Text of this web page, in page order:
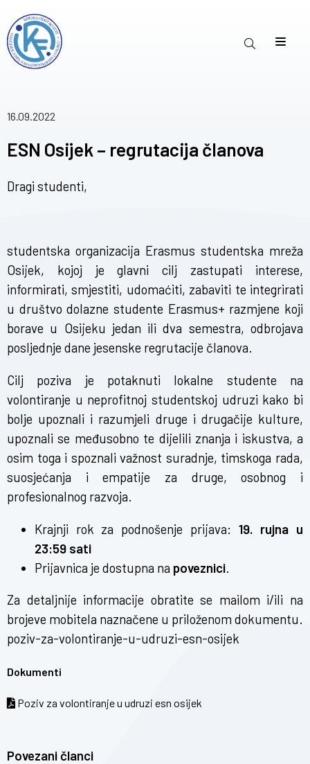
16.09.2022
ESN Osijek – regrutacija članova
Dragi studenti,
studentska organizacija Erasmus studentska mreža
Osijek, kojoj je glavni cilj zastupati interese,
informirati, smjestiti, udomaćiti, zabaviti te integrirati
u društvo dolazne studente Erasmus+ razmjene koji
borave u Osijeku jedan ili dva semestra, odbrojava
posljednje dane jesenske regrutacije članova.
Cilj poziva je potaknuti lokalne studente na
volontiranje u neprofitnoj studentskoj udruzi kako bi
bolje upoznali i razumjeli druge i drugačije kulture,
upoznali se međusobno te dijelili znanja i iskustva, a
osim toga i spoznali važnost suradnje, timskoga rada,
suosjećanja i empatije za druge, osobnog i
profesionalnog razvoja.
Krajnji rok za podnošenje prijava: 19. rujna u
23:59 sati
Prijavnica je dostupna na poveznici.
Za detaljnije informacije obratite se mailom i/ili na
brojeve mobitela naznačene u priloženom dokumentu.
poziv-za-volontiranje-u-udruzi-esn-osijek
Dokumenti
Poziv za volontiranje u udruzi esn osijek
Povezani članci